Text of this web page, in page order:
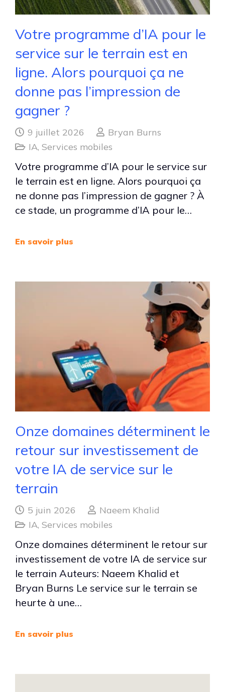
Votre programme d’IA pour le
service sur le terrain est en
ligne. Alors pourquoi ça ne
donne pas l’impression de
gagner ?
9 juillet 2026
Bryan Burns
IA,Services mobiles
Votre programme d’IA pour le service sur
le terrain est en ligne. Alors pourquoi ça
ne donne pas l’impression de gagner ? À
ce stade, un programme d’IA pour le…
En savoir plus
Onze domaines déterminent le
retour sur investissement de
votre IA de service sur le
terrain
5 juin 2026
Naeem Khalid
IA,Services mobiles
Onze domaines déterminent le retour sur
investissement de votre IA de service sur
le terrain Auteurs: Naeem Khalid et
Bryan Burns Le service sur le terrain se
heurte à une…
En savoir plus